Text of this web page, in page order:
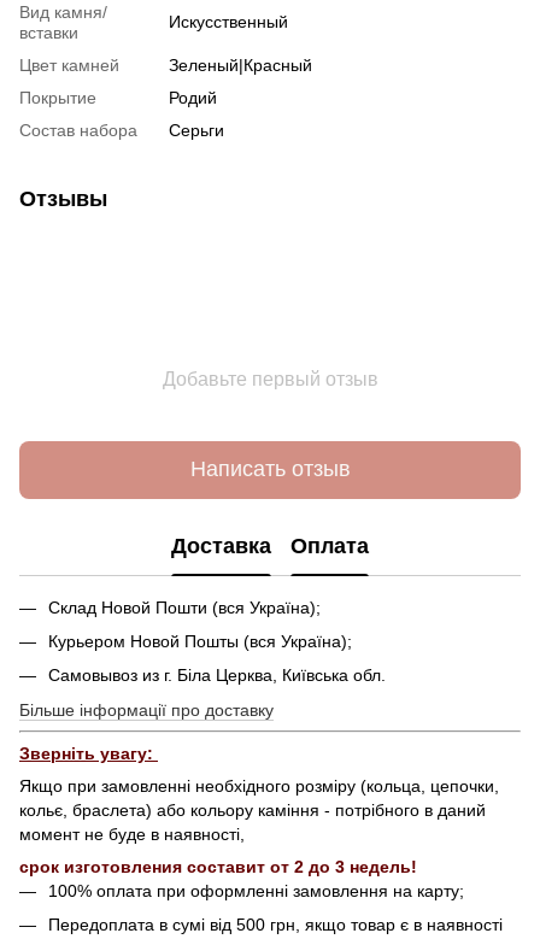
Вид камня/
вставки
Искусственный
Цвет камней
Зеленый|Красный
Покрытие
Родий
Состав набора
Серьги
Отзывы
Добавьте первый отзыв
Написать отзыв
Доставка Оплата
Склад Новой Пошти (вся Україна);
Курьером Новой Пошты (вся Україна);
Самовывоз из г. Біла Церква, Київська обл.
Більше інформації про доставку
Зверніть увагу:
Якщо при замовленні необхідного розміру (кольца, цепочки,
кольє, браслета) або кольору каміння - потрібного в даний
момент не буде в наявності,
срок изготовления составит от 2 до 3 недель!
100% оплата при оформленні замовлення на карту;
Передоплата в сумі від 500 грн, якщо товар є в наявності